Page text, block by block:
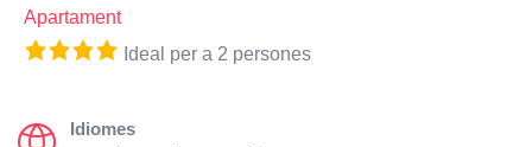
Apartament
Ideal per a 2 persones
Idiomes